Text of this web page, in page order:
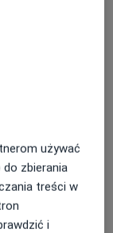
używać
zbierania
treści w
i